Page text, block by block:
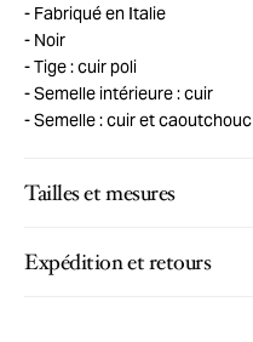
Fabriqué en Italie
Noir
Tige : cuir poli
Semelle intérieure : cuir
Semelle : cuir et caoutchouc
Tailles et mesures
Expédition et retours